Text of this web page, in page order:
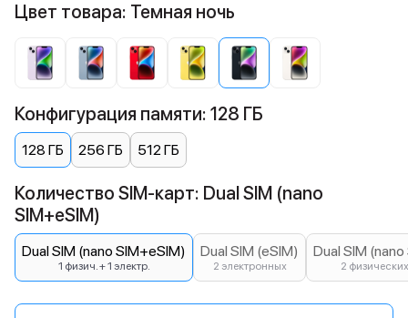
Цвет товара: Темная ночь
Конфигурация памяти: 128 ГБ
128 ГБ 256 ГБ 512 ГБ
Количество SIM-карт: Dual SIM (nano
SIM+eSIM)
Dual SIM (nano SIM+eSIM)
1 физич. + 1 электр.
Dual SIM (eSIM)
2 электронных
Dual SIM
2 физических